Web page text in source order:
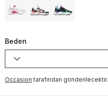
Beden
Occasion tarafından gönderilecektir.